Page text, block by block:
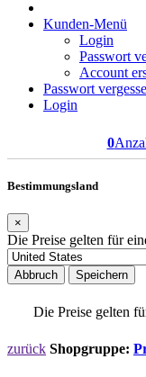
Kunden-Menü
Login
Passwort
Account
Passwort
Login
0
Bestimmungsland
×
Die Preise gelten für
Abbruch Speichern
Die Preise gelten
zurück Shopgruppe: